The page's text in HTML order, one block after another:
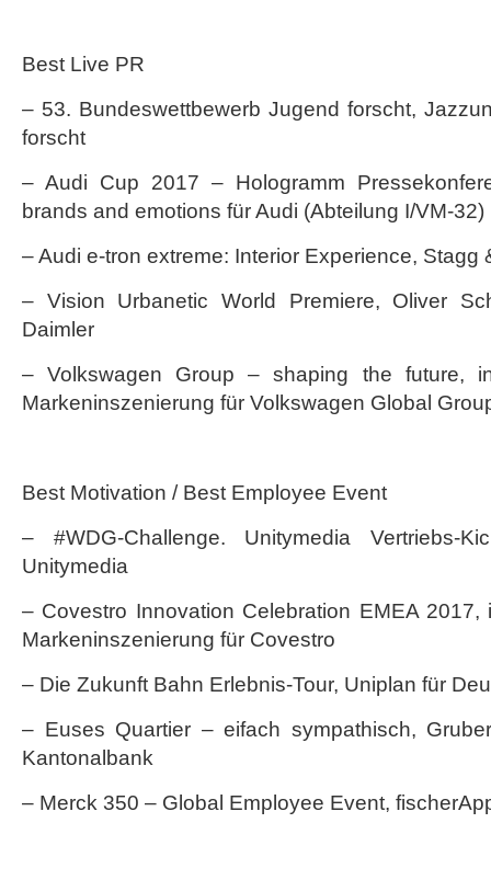
Best Live PR
– 53. Bundeswettbewerb Jugend forscht,
forscht
– Audi Cup 2017 – Hologramm
brands and emotions für Audi (Abteilung I/VM-32)
– Audi e-tron extreme: Interior Experience, Stagg
– Vision Urbanetic World Premiere, Oliver
Daimler
– Volkswagen Group – shaping the future,
Markeninszenierung für Volkswagen Global
Best Motivation / Best Employee Event
– #WDG-Challenge. Unitymedia Vertriebs-
Unitymedia
– Covestro Innovation Celebration EMEA 2017,
Markeninszenierung für Covestro
– Die Zukunft Bahn Erlebnis-Tour, Uniplan für
– Euses Quartier – eifach sympathisch,
Kantonalbank
– Merck 350 – Global Employee Event,